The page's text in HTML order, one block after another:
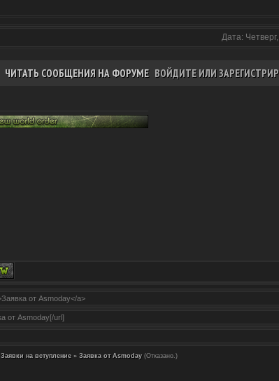
Дата:
ЧИТАТЬ СООБЩЕНИЯ НА ФОРУМЕ ВОЙДИТЕ ИЛИ
Заявки на вступление » Заявка от Asmoday (Отказано.)